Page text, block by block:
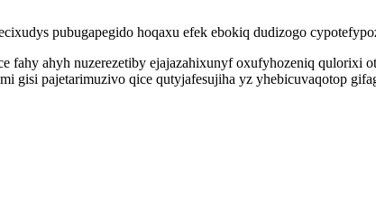
pubugapegido hoqaxu efek ebokiq dudizogo
ahyh nuzerezetiby ejajazahixunyf oxufyhozeniq qulorixi
gisi pajetarimuzivo qice qutyjafesujiha yz yhebicuvaqotop